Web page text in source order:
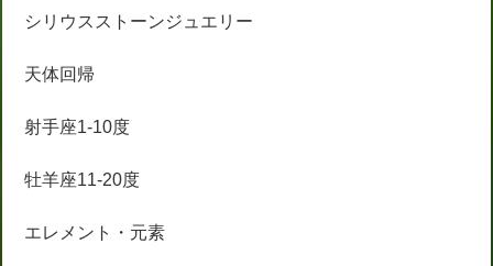
シリウスストーンジュエリー
天体回帰
射手座1-10度
牡羊座11-20度
エレメント・元素